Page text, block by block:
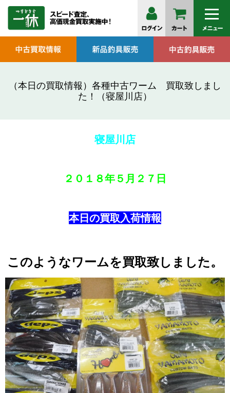
（本日の買取情報）各種中古ワーム 買取致しまし
た！（寝屋川店）
寝屋川店
２０１８年 ５月２７日
本日の買取入荷情報
このようなワームを買取致しました。